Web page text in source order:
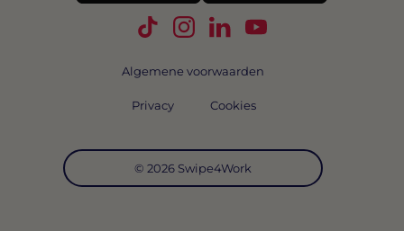
Volg Swipe4Work op TikTok
Volg Swipe4Work op
Volg Swipe4Work op
Volg Swipe4Work
© 2026 Swipe4Work
Algemene voorwaarden
Privacy Cookies